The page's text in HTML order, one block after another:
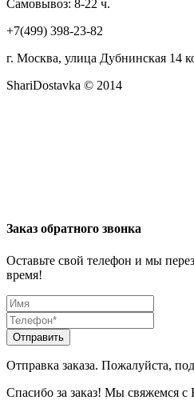
Самовывоз: 8-22 ч.
+7(499) 398-23-82
г. Москва, улица Дубнинская 14
ShariDostavka © 2014
Заказ обратного звонка
Оставьте свой телефон и мы
время!
Отправить
Отправка заказа. Пожалуйста,
Спасибо за заказ! Мы свяжемся